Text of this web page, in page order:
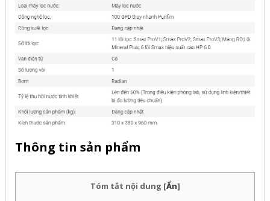
Thông tin sản phẩm
Tóm tắt nội dung [Ẩn]